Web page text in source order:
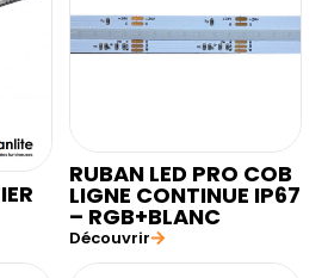
RUBAN LED PRO COB
LIGNE CONTINUE IP67
– RGB+BLANC
Découvrir